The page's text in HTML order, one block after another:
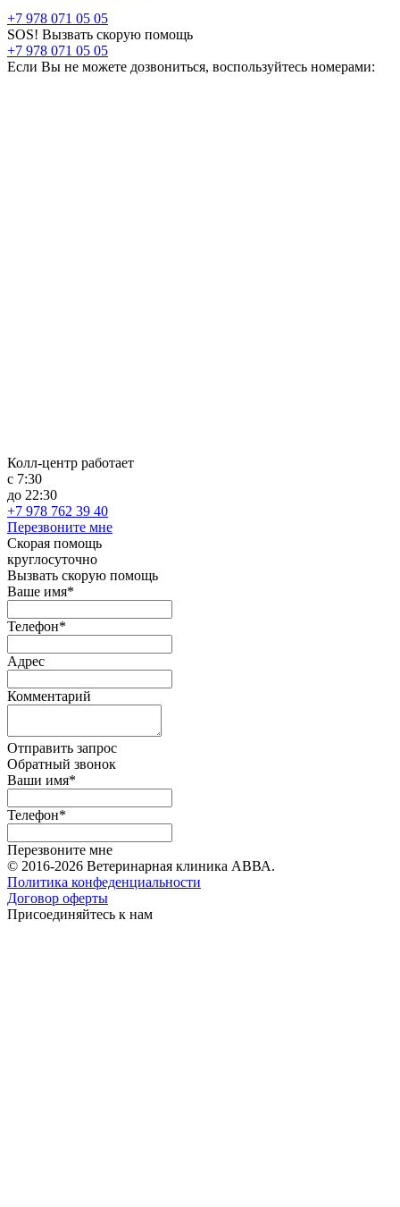
+7 978 071 05 05
SOS! Вызвать скорую помощь
+7 978 071 05 05
Если Вы не можете дозвониться, воспользуйтесь номерами:
Колл-центр работает
с 7:30
до 22:30
+7 978 762 39 40
Перезвоните мне
Скорая помощь
круглосуточно
Вызвать скорую помощь
Ваше имя*
Телефон*
Адрес
Комментарий
Отправить запрос
Обратный звонок
Ваши имя*
Телефон*
Перезвоните мне
© 2016-2026 Ветеринарная клиника АВВА.
Политика конфеденциальности
Договор оферты
Присоединяйтесь к нам